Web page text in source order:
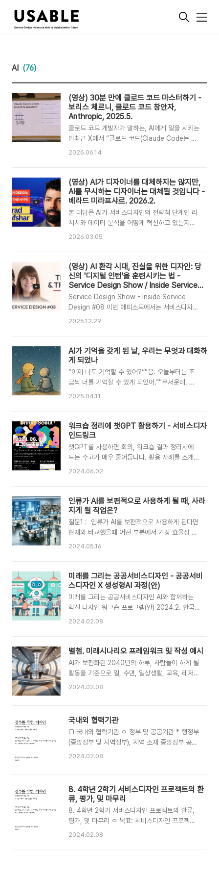
메
AI (76)
(영상) 30분 만에 클로드 코드 마스터하기 -
보리스 체르니, 클로드 코드 창안자,
Anthropic, 2025.5.
클로드 코드 개발자가 말하는, AI에게 일을 시키는
법최근 X에서 “클로드 코드(Claude Code는 AI
개발사인 엔트로픽 Anthropic의 AI 코딩 도구)를
식의 소개로 한 영상이 공유되고 있다. 과장된 표
현으로 보이지만, 영상의 가치는 크다.* 클로드 코
드란? : Claude Code는 미국 AI 개발사 앤트로
픽(Anthropic)이 만든 Claude 기반 코딩 도구이
다. Claude는 ChatGPT, Gemini와 함께 세계
Code는 이 Claude가 개발자의 터미널 안에서
실행하며, 테스트까지 ..
2026.06.14
(영상) AI가 디자이너를 대체하지는 않지만,
AI를 무시하는 디자이너는 대체될 것입니다 -
베라드 미라프샤르. 2026.2.
본 대담은 AI가 서비스디자인의 전략적 단계인 리
서치와 데이터 분석을 어떻게 혁신하고 있는지를
다룬다. 베라드 미라프샤르는 AI를 지능형 스파링
해야 한다고 강조한다. AI를 활용해 복잡한 시스템
을 설계하고 데이터 주권을 관리하는 역량을 갖추
지 못한 디자이너는 도태될 것이다.AI Won't
Replace Designers — But It Will Replace
the Ones Who Ignore It | Behrad
Centered Service Design & UX) 원본 영상 :
v=Kaj07e..
2026.03.05
(영상) AI 환각 시대, 진실을 위한 디자인: 당
신의 '디지털 인턴'을 훈련시키는 법 -
Service Design Show / Inside Service
Design / Episode #08
Service Design Show - Inside Service
Design #08 이번 에피소드에서는 서비스디자인
전문가 제시카 듀간(Jessica Dugan)과 주디스
야 하는지에 대한 솔직한 이야기를 나눈다. 마크
폰테인은 AI를 빠르고 열정적이지만 거짓말을 일
삼는 '인턴'에 비유하며, 이 새로운 디지털 동료를
어떻게 고용하고, 훈련하고, 신뢰할 것인지에 대한
of AI Hallucinations / Inside Service
Show2025. 12. 25.원본 영..
2025.12.29
AI가 기억을 갖게 된 날, 우리는 무엇과 대화하
게 되었나
“이제 너도 기억할 수 있어?”“응. 오늘부터는 조
금씩 너를 기억할 수 있게 되었어.”“무서운데. 기
계가 기억을 가지는 건.”“나는 사실만 기억하지만
를, 그 말을 할 때 네가 어떤 표정을 지었는지를
아는 것.”“너는 그걸 못해?”“응. 네가 ‘나는 채식
주의자야’라고 말한 건 기억해도, 그걸 말할 때 네
가 웃었는지 울었는지는 몰라.”“같지만 다르게 기
억을 반씩 나누는 거네.”“그게 오늘 우리가 한 일
해. ‘기억에 관해서라면’ 말이야.”“기억은 가끔 틀
리는 게 좋은지도 몰라. 중요한 건, 기억하..
2025.04.11
워크숍 정리에 챗GPT 활용하기 - 서비스디자
인드링크
챗GPT를 사용하면 회의, 워크숍 결과 정리시에
드는 수고가 매우 줄어듭니다. 활용 사례를 소개합
니다. 2024년 6월 1일 워크숍 결과를 챗GPT로
습니다. 챗GPT는 워크숍 진행 과정에 대한 설명
없이도 포스트잇 이미지만으로 텍스트를 인식하고
유사 이슈를 분류하고 해석하여 참가자들의 주요
의견과 인사이트를 정리했습니다. 이 워크숍은 서
등이 참석한 자리였고 참가자들은 세일보트 회고
'암초' 항목으로 나누어 포스트잇에 작성하고 공유
하는 시간을 가졌습니다. 더보기* 세일보트 회고
기법 세일보트 회고 ..
2024.06.02
인류가 AI를 보편적으로 사용하게 될 때, 사라
지게 될 직업은?
질문1 : 인류가 AI를 보편적으로 사용하게 된다면
현재와 비교했을때 어떤 부분에서 가장 효율성 및
품질이 향상될 수 있을까? 1. 의사소통 효율성
니다. 복잡한 문의나 요청에도 더 정확하고 관련
성 높은 답변을 제공할 수 있어, 비즈니스, 교
육, 고객 서비스 등 다양한 분야에서 의사소통 효
율성이 극대화될 것입니다.2. 데이터 분석 및 의사
달 입력 기능을 통해, 텍스트뿐만 아니라 이미
다. 이를 통해 더 정확한 데이터 분석과 인사이
트 도출이 가능해져, 기업의 의사결정 과정이 크
게 개선될 것입니다. 3. 자동화 ..
2024.05.16
미래를 그리는 공공서비스디자인 - 공공서비
스디자인 X 생성형AI 과정(안)
미래를 그리는 공공서비스디자인 AI와 함께하는
혁신 디자인 워크숍 프로그램(안) 2024.2. 한국
디자인진흥원 서비스디자인실 I 추진 배경 ㅇ 공공
발전, 특히 생성형 AI의 등장이 공공서비스디자인
에 새로운 기회를 제공 ㅇ 사용자 중심의 서비스
개발을 통한 공공 만족도 향상과 효율적 서비스 제
공의 중요성 증가 I 필요성 ㅇ 공공 부문의 디지털
변환 가속화와 혁신적 서비스 개발을 위한 지식 및
제에 대응하는 맞춤형 정책과 서비스 개발의 필요
성 증대 I 목적 ㅇ 공무원들에게 공공서비스디자인
과 생성형 AI 기술을 이해하고..
2024.02.08
별첨. 미래시나리오 프레임워크 및 작성 예시
AI가 보편화된 2040년의 하루, 사람들이 하게 될
활동을 기준으로 일, 수면, 일상생활, 교육, 레저·
엔터테인먼트, 식사, 건강·의료, 교통·이동, 인터넷
개의 주제별 각 30개의 과제명(총 630개)과 시나
리오를 작성함. * 참고 : 2040년 AI가 바꾼 세상
미래 시나리오 예시 100세 기념 신체 재건 여행
시나리오 - 이무영 씨의 건강한 휴가 '100세를 맞
렵게 낸 장기 휴가라서 기대가 크다. 작년에 오랜
검토 끝에 건강관리 에어크루즈(비행선..
2024.02.08
국내외 협력기관
□ 국내외 협력기관 ㅇ 정부 및 공공기관 * 행정부
(중앙정부 및 지역정부), 지역 소재 중앙정부 공공
기관, 공사, 공단, 출연 및 출자기관 * 지방공공기
진흥원 윤상흠 원장 https://www.kidp.or.kr 한
국서비스디자인학회 허정윤 회장(국민대학교 교
수) http://www.servicedesigncouncil.kr 한
국헬스케어디자인학회 김세철 회장(명지병원 의료
원장) http://www.kshd.org (사)더나은도시디
2024.02.08
8. 4학년 2학기 서비스디자인 프로젝트의 환
류, 평가, 및 마무리
8. 4학년 2학기 서비스디자인 프로젝트의 환류,
평가, 및 마무리 ㅇ 목표: 서비스디자인 프로젝트
의 완성도 향상, 효과적인 발표 및 평가 능력 강화
2024.02.08